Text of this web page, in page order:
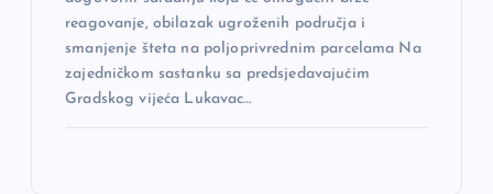
reagovanje, obilazak ugroženih područja i
smanjenje šteta na poljoprivrednim parcelama Na
zajedničkom sastanku sa predsjedavajućim
Gradskog vijeća Lukavac…